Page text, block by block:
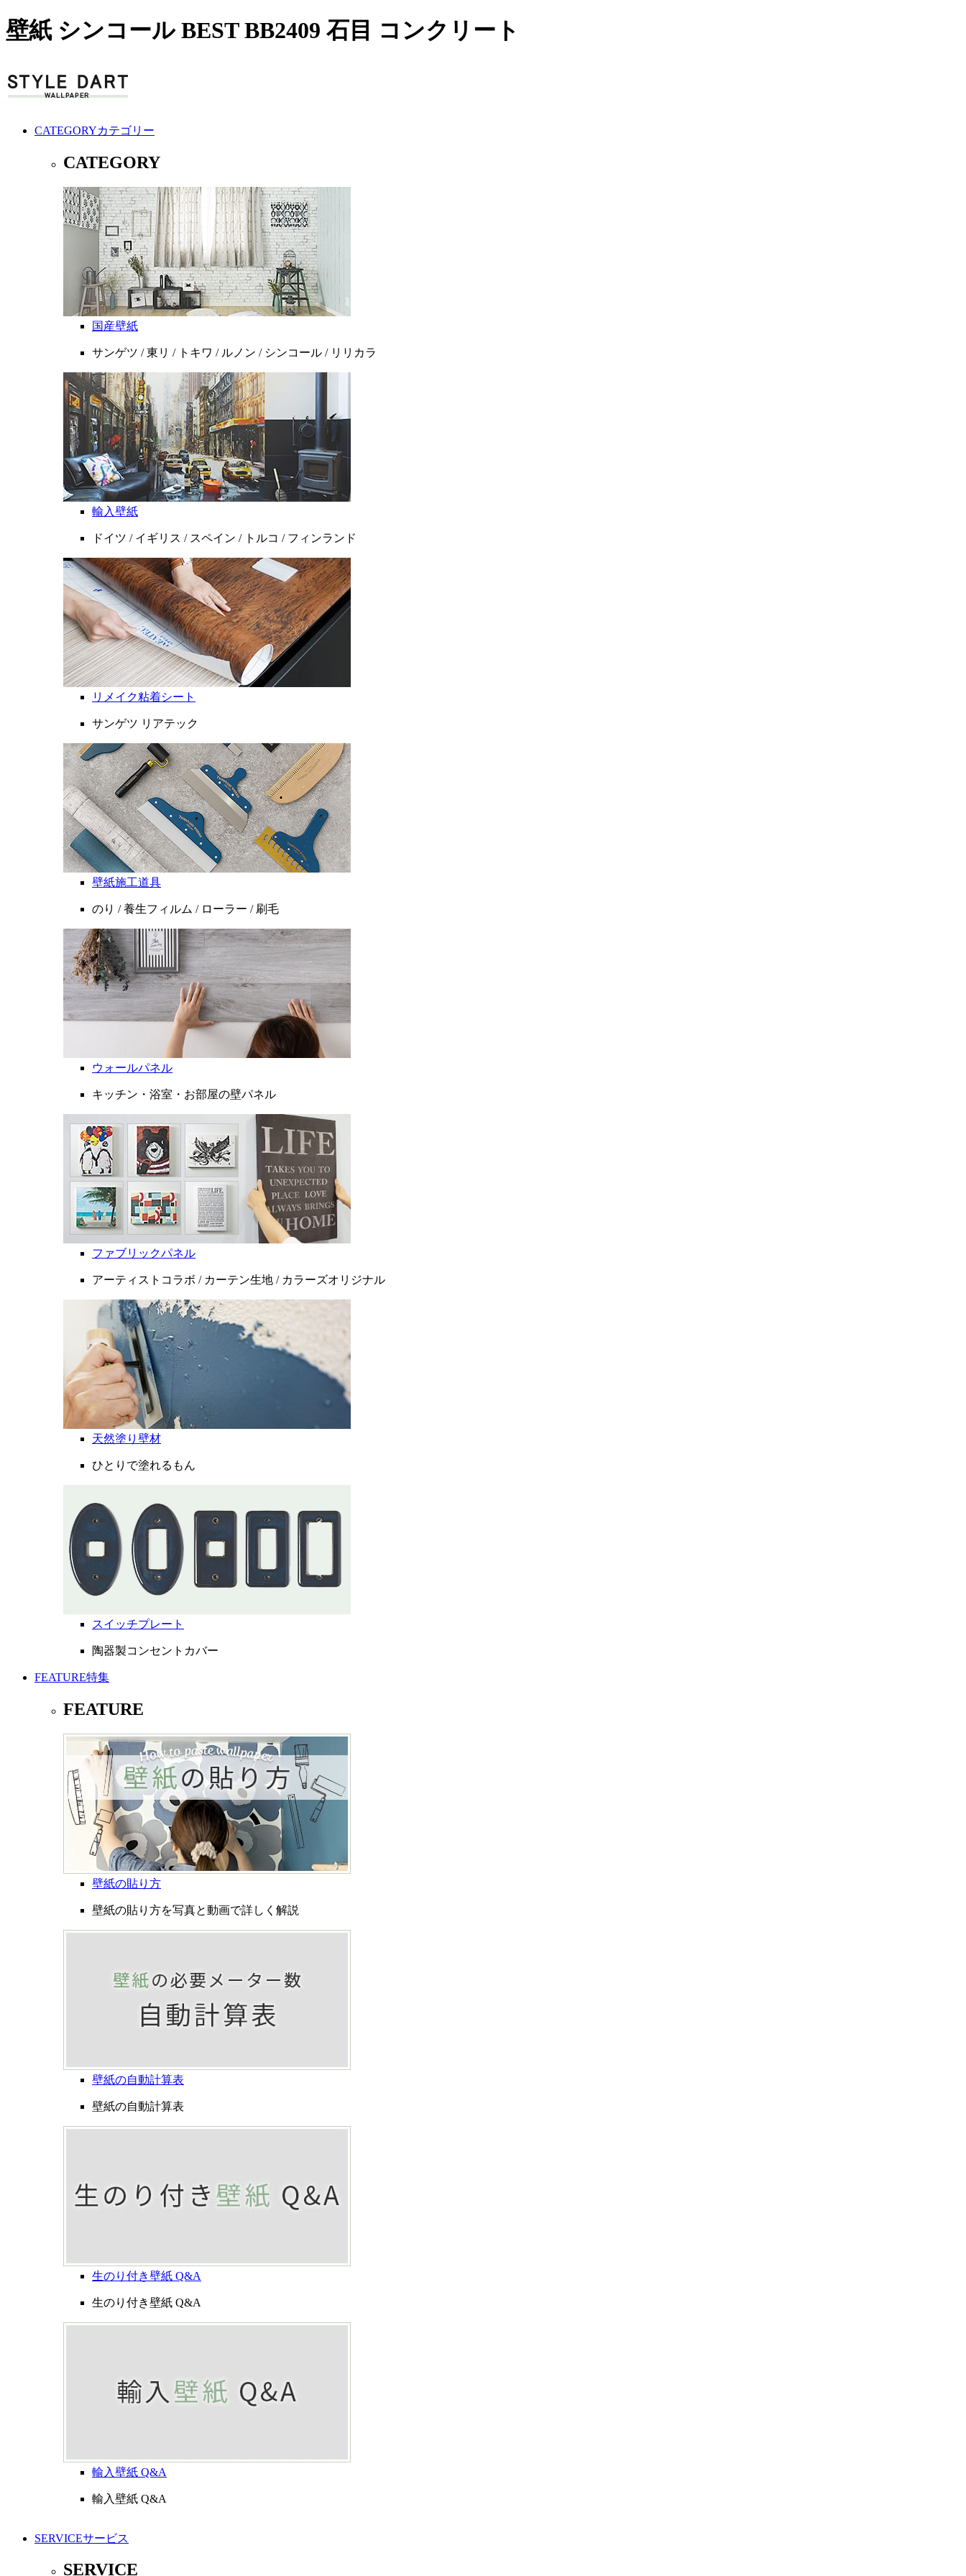
壁紙 シンコール BEST BB2409 石目 コンクリート
CATEGORYカテゴリー
CATEGORY
国産壁紙
サンゲツ / 東リ / トキワ / ルノン / シンコール / リリカラ
輸入壁紙
ドイツ / イギリス / スペイン / トルコ / フィンランド
リメイク粘着シート
サンゲツ リアテック
壁紙施工道具
のり / 養生フィルム / ローラー / 刷毛
ウォールパネル
キッチン・浴室・お部屋の壁パネル
ファブリックパネル
アーティストコラボ / カーテン生地 / カラーズオリジナル
天然塗り壁材
ひとりで塗れるもん
スイッチプレート
陶器製コンセントカバー
FEATURE特集
FEATURE
壁紙の貼り方
壁紙の貼り方を写真と動画で詳しく解説
壁紙の自動計算表
壁紙の自動計算表
生のり付き壁紙 Q&A
生のり付き壁紙 Q&A
輸入壁紙 Q&A
輸入壁紙 Q&A
SERVICEサービス
SERVICE